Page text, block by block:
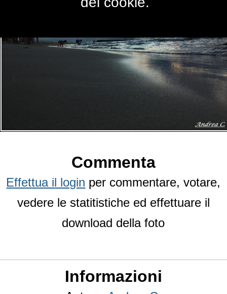
Commenta
Effettua il login per commentare, votare,
vedere le statitistiche ed effettuare il
download della foto
Informazioni